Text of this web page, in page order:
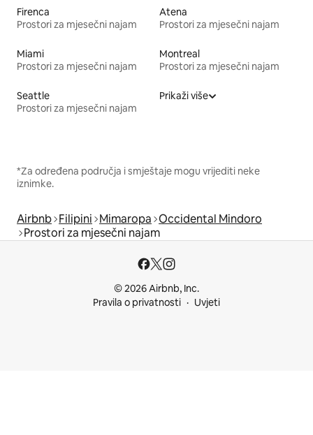
Firenca
Prostori za mjesečni najam
Atena
Prostori za mjesečni najam
Miami
Prostori za mjesečni najam
Montreal
Prostori za mjesečni najam
Seattle
Prostori za mjesečni najam
Prikaži više
*Za određena područja i smještaje mogu vrijediti neke
iznimke.
Airbnb Filipini Mimaropa Occidental Mindoro
Prostori za mjesečni najam
© 2026 Airbnb, Inc.
Pravila o privatnosti
Uvjeti